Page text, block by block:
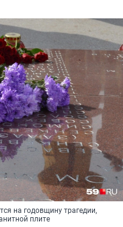
на годовщину трагедии,
плите